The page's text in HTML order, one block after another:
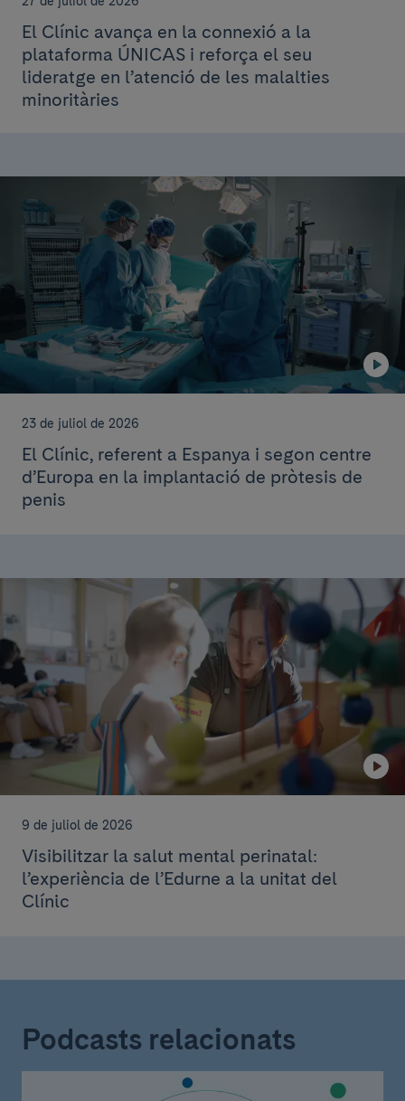
El Clínic avança en la connexió a la
plataforma ÚNICAS i reforça el seu
lideratge en l’atenció de les malalties
minoritàries
23 de juliol de 2026
El Clínic, referent a Espanya i segon centre
d’Europa en la implantació de pròtesis de
penis
9 de juliol de 2026
Visibilitzar la salut mental perinatal:
l’experiència de l’Edurne a la unitat del
Clínic
Podcasts relacionats